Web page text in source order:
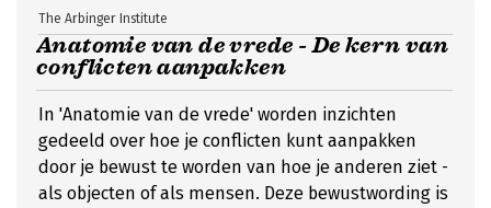
Anatomie van de vrede - De kern van
conflicten aanpakken
The Arbinger Institute
In 'Anatomie van de vrede' worden inzichten
gedeeld over hoe je conflicten kunt aanpakken
door je bewust te worden van hoe je anderen ziet -
als objecten of als mensen. Deze bewustwording is